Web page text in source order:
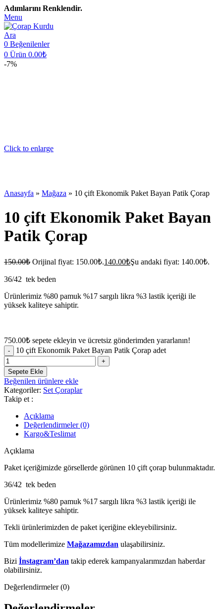
Adımlarını Renklendir.
Menu
Ara
0 Beğenilenler
0 Ürün 0.00₺
-7%
Click to enlarge
Anasayfa » Mağaza » 10 çift Ekonomik Paket Bayan Patik Çorap
10 çift Ekonomik Paket Bayan
Patik Çorap
150.00₺ Orijinal fiyat: 150.00₺.140.00₺Şu andaki fiyat: 140.00₺.
36/42 tek beden
Ürünlerimiz %80 pamuk %17 sargılı likra %3 lastik içeriği ile
yüksek kaliteye sahiptir.
750.00₺ sepete ekleyin ve ücretsiz gönderimden yararlanın!
10 çift Ekonomik Paket Bayan Patik Çorap adet
Sepete Ekle
Beğenilen ürünlere ekle
Kategoriler: Set Çoraplar
Takip et :
Açıklama
Değerlendirmeler (0)
Kargo&Teslimat
Açıklama
Paket içeriğimizde görsellerde görünen 10 çift çorap bulunmaktadır.
36/42 tek beden
Ürünlerimiz %80 pamuk %17 sargılı likra %3 lastik içeriği ile
yüksek kaliteye sahiptir.
Tekli ürünlerimizden de paket içeriğine ekleyebilirsiniz.
Tüm modellerimize Mağazamızdan ulaşabilirsiniz.
Bizi İnstagram’dan takip ederek kampanyalarımızdan haberdar
olabilirsiniz.
Değerlendirmeler (0)